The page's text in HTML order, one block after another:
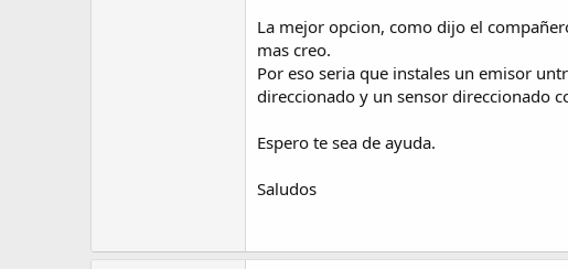
La mejor opcion, como dijo el
mas creo.
Por eso seria que instales un emisor
direccionado y un sensor direccionado
Espero te sea de ayuda.
Saludos